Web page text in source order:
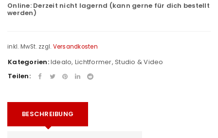
Online: Derzeit nicht lagernd (kann gerne für dich bestellt
werden)
inkl. MwSt. zzgl. Versandkosten
Kategorien:Idealo, Lichtformer, Studio & Video
Teilen:
BESCHREIBUNG